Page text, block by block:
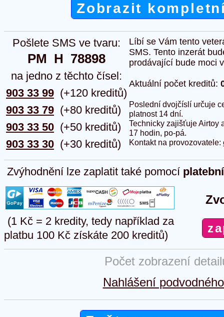
Zobrazit
Pošlete SMS ve tvaru:
PM  H  78898
na jedno z těchto čísel:
903 33 99
903 33 79
903 33 50
903 33 30
(+120 kreditů)
(+80 kreditů)
(+50 kreditů)
(+30 kreditů)
Líbí se Vám tento
SMS. Tento inzerát
prodávající bude moci
Aktuální počet kreditů:
Poslední dvojčíslí určuje
platnost 14 dní.
Technicky zajišťuje Airtoy
17 hodin, po-pá.
Kontakt na provozovatele:
Zvýhodnění lze zaplatit také pomocí
(1 Kč = 2 kredity, tedy například za
platbu 100 Kč získáte 200 kreditů)
Počet zobrazení
Nahlášení